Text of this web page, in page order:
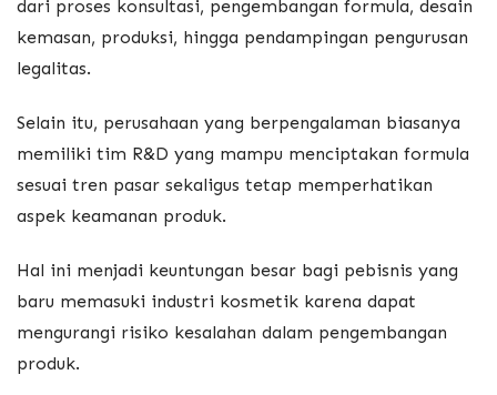
dari proses konsultasi, pengembangan formula, desain
kemasan, produksi, hingga pendampingan pengurusan
legalitas.
Selain itu, perusahaan yang berpengalaman biasanya
memiliki tim R&D yang mampu menciptakan formula
sesuai tren pasar sekaligus tetap memperhatikan
aspek keamanan produk.
Hal ini menjadi keuntungan besar bagi pebisnis yang
baru memasuki industri kosmetik karena dapat
mengurangi risiko kesalahan dalam pengembangan
produk.